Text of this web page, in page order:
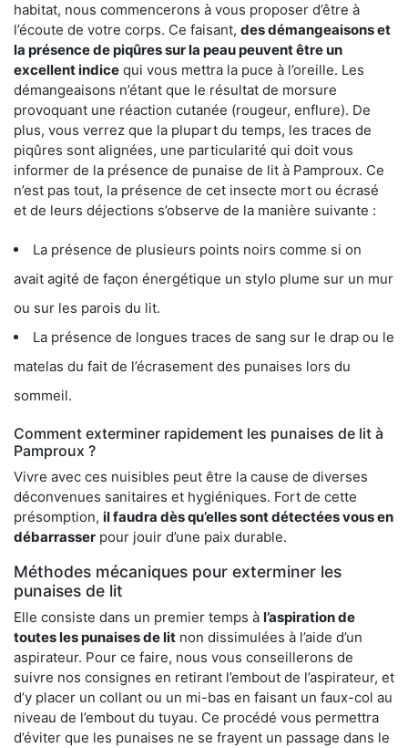
habitat, nous commencerons à vous proposer d’être à
l’écoute de votre corps. Ce faisant, des démangeaisons et
la présence de piqûres sur la peau peuvent être un
excellent indice qui vous mettra la puce à l’oreille. Les
démangeaisons n’étant que le résultat de morsure
provoquant une réaction cutanée (rougeur, enflure). De
plus, vous verrez que la plupart du temps, les traces de
piqûres sont alignées, une particularité qui doit vous
informer de la présence de punaise de lit à Pamproux. Ce
n’est pas tout, la présence de cet insecte mort ou écrasé
et de leurs déjections s’observe de la manière suivante :
La présence de plusieurs points noirs comme si on
avait agité de façon énergétique un stylo plume sur un mur
ou sur les parois du lit.
La présence de longues traces de sang sur le drap ou le
matelas du fait de l’écrasement des punaises lors du
sommeil.
Comment exterminer rapidement les punaises de lit à
Pamproux ?
Vivre avec ces nuisibles peut être la cause de diverses
déconvenues sanitaires et hygiéniques. Fort de cette
présomption, il faudra dès qu’elles sont détectées vous en
débarrasser pour jouir d’une paix durable.
Méthodes mécaniques pour exterminer les
punaises de lit
Elle consiste dans un premier temps à l’aspiration de
toutes les punaises de lit non dissimulées à l’aide d’un
aspirateur. Pour ce faire, nous vous conseillerons de
suivre nos consignes en retirant l’embout de l’aspirateur, et
d’y placer un collant ou un mi-bas en faisant un faux-col au
niveau de l’embout du tuyau. Ce procédé vous permettra
d’éviter que les punaises ne se frayent un passage dans le